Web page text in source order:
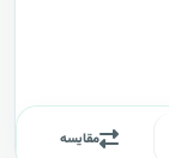
مقایسه